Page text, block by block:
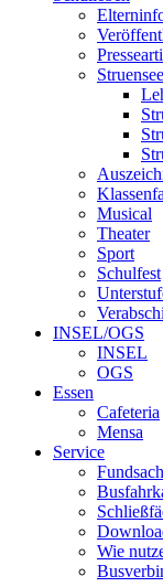
Musical
Theater
Sport
Schulfest
INSEL/OGS
INSEL
OGS
Essen
Cafeteria
Mensa
Service
Wie